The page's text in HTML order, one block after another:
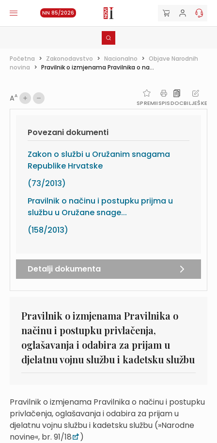
NN 85/2026
Početna > Zakonodavstvo > Nacionalno > Objave Narodnih
novina > Pravilnik o izmjenama Pravilnika o na...
AA
SPREMIISPISDOCBILJEŠKE
Povezani dokumenti
Zakon o službi u Oružanim snagama
Republike Hrvatske
(73/2013)
Pravilnik o načinu i postupku prijma u
službu u Oružane snage...
(158/2013)
Detalji dokumenta
Pravilnik o izmjenama Pravilnika o
načinu i postupku privlačenja,
oglašavanja i odabira za prijam u
djelatnu vojnu službu i kadetsku službu
Pravilnik o izmjenama Pravilnika o načinu i postupku
privlačenja, oglašavanja i odabira za prijam u
djelatnu vojnu službu i kadetsku službu (»Narodne
novine«, br. 91/18
)